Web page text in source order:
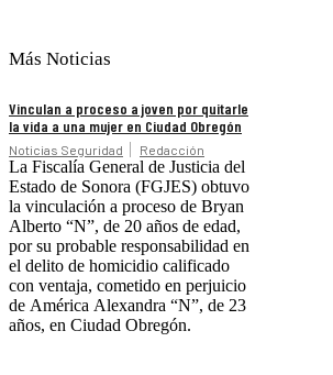
Más Noticias
Vinculan a proceso a joven por quitarle
la vida a una mujer en Ciudad Obregón
Noticias Seguridad Redacción
La Fiscalía General de Justicia del
Estado de Sonora (FGJES) obtuvo
la vinculación a proceso de Bryan
Alberto “N”, de 20 años de edad,
por su probable responsabilidad en
el delito de homicidio calificado
con ventaja, cometido en perjuicio
de América Alexandra “N”, de 23
años, en Ciudad Obregón.